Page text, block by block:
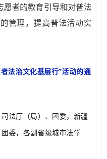
愿者的教育引导和对普法
管理，提高普法活动实
法治文化基层行”活动的通
法厅（局）、团委，新疆
委，各副省级城市法学